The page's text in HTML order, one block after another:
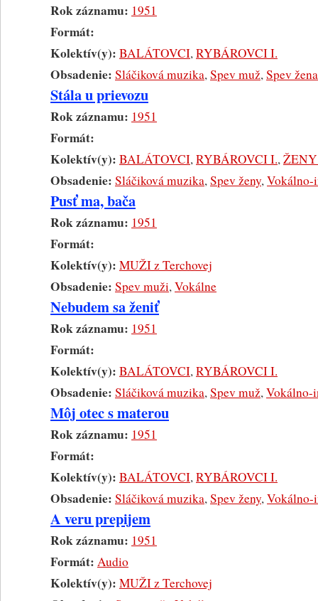
Rok záznamu: 1951
Formát:
Kolektív(y): BALÁTOVCI,RYBÁROVCI I.
Obsadenie: Sláčiková muzika,Spev muž,Spev žena
Stála u prievozu
Rok záznamu: 1951
Formát:
Kolektív(y): BALÁTOVCI,RYBÁROVCI I.,ŽENY
Obsadenie: Sláčiková muzika,Spev ženy,Vokálno-
Pusť ma, bača
Rok záznamu: 1951
Formát:
Kolektív(y): MUŽI z Terchovej
Obsadenie: Spev muži,Vokálne
Nebudem sa ženiť
Rok záznamu: 1951
Formát:
Kolektív(y): BALÁTOVCI,RYBÁROVCI I.
Obsadenie: Sláčiková muzika,Spev muž,Vokálno-
Môj otec s materou
Rok záznamu: 1951
Formát:
Kolektív(y): BALÁTOVCI,RYBÁROVCI I.
Obsadenie: Sláčiková muzika,Spev ženy,Vokálno-
A veru prepijem
Rok záznamu: 1951
Formát: Audio
Kolektív(y): MUŽI z Terchovej